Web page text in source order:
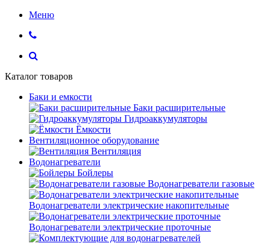
Меню
Каталог товаров
Баки и емкости
Баки расширительные
Гидроаккумуляторы
Ёмкости
Вентиляционное оборудование
Вентиляция
Водонагреватели
Бойлеры
Водонагреватели газовые
Водонагреватели электрические накопительные
Водонагреватели электрические проточные